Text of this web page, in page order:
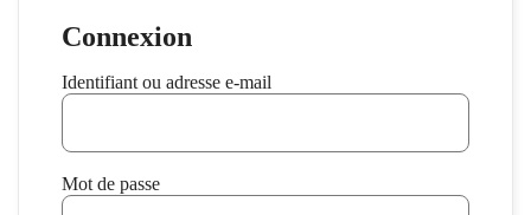
Connexion
Identifiant ou adresse e-mail
Mot de passe